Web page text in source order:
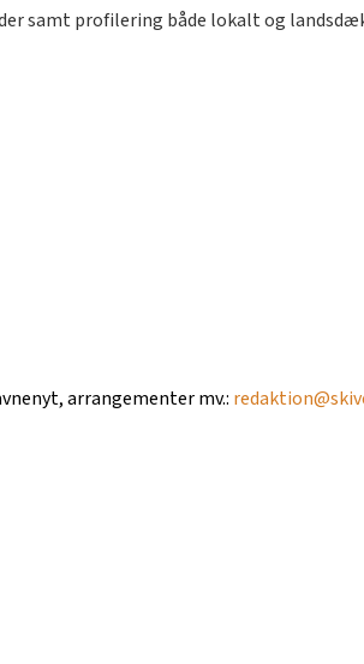
samt profilering både lokalt og
arrangementer mv.: